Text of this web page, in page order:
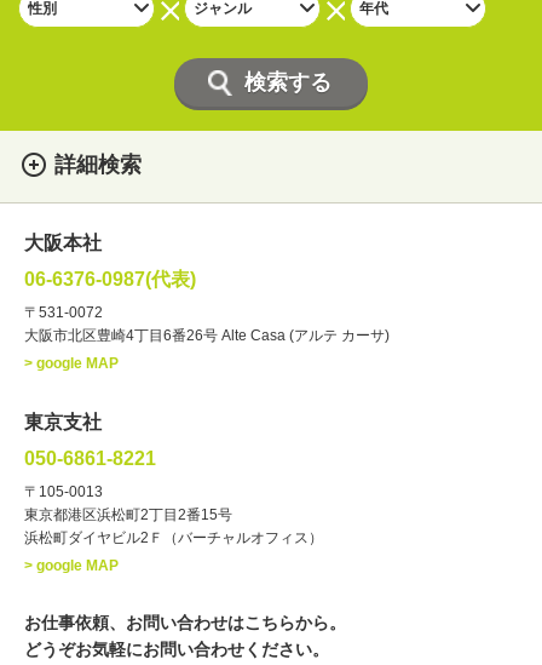
詳細検索
・性別
・ジャンル
ナレーター レポーター
・年齢
・出身地 北海道 東北
その他
大阪本社
06-6376-0987(代表)
〒531-0072
大阪市北区豊崎4丁目6番26号 Alte Casa (アルテ カーサ)
> google MAP
東京支社
050-6861-8221
〒105-0013
東京都港区浜松町2丁目2番15号
浜松町ダイヤビル2Ｆ（バーチャルオフィス）
> google MAP
お仕事依頼、お問い合わせはこちらから。
どうぞお気軽にお問い合わせください。